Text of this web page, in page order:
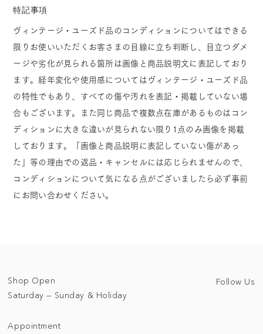
特記事項
ヴィンテージ・ユーズド品のコンディションについてはできる
限りお使いいただくお客さまの目線に立ち判断し、目立つダメ
ージや劣化が見られる箇所は画像と商品説明文に表記しており
ます。経年変化や使用感についてはヴィンテージ・ユーズド品
の特性でもあり、すべての傷や汚れを表記・掲載していない場
合もございます。また同じ商品で複数点在庫があるものはコン
ディションに大きな違いが見られない限り1点のみ画像を掲載
しております。「画像と商品説明に表記していない傷があっ
た」等の理由での返品・キャンセルには応じられませんので、
コンディションについて気になる点がございましたら必ず事前
にお問い合わせください。
Shop Open
Saturday — Sunday & Holiday
Appointment
Follow Us